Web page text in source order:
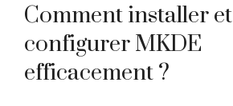
Comment installer et
configurer MKDE
efficacement ?